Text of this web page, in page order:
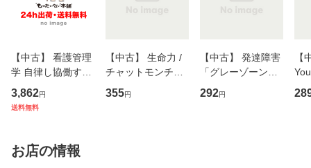
【中古】 看護管理
学 自律し協働する
専門職の看護マネ
ジメントスキル 改
恵 藤本幸三 / 南江
堂 [単行
3,862円
送料無料
【中古】 生命力 /
チャットモンチー /
キューンレコード
[CD]【メール便送
355円
【中古】 発達障害
「グレーゾーン」
その正しい理解と
克服法 (SB新書 57
292円
【
のが
お店の情報